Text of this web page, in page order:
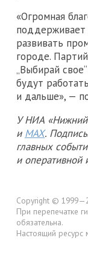
«Огромная
поддерживает
развивать
городе.
„Выбирай
будут
и дальше», —
У НИА «Нижний
и MAX.
главных
и оперативной
Copyright ©
При перепечатке
обязательна.
Настоящий ресурс